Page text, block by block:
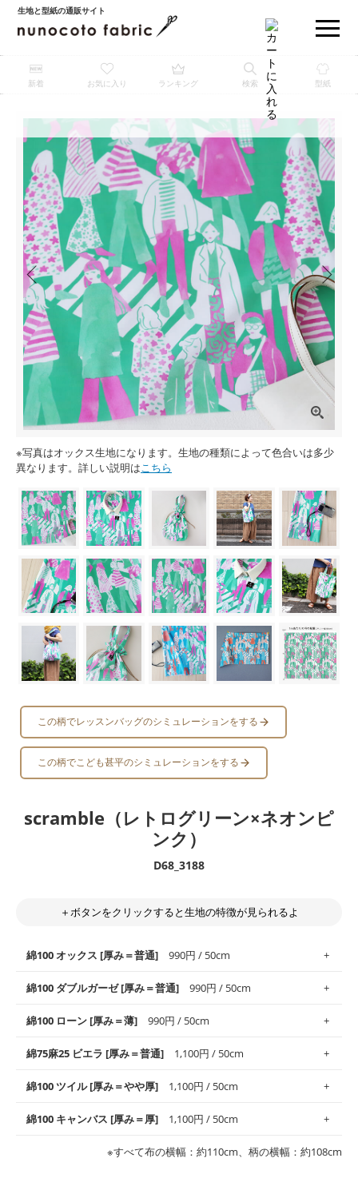
生地と型紙の通販サイト
新着 お気に入り ランキング 検索 型紙
※写真はオックス生地になります。生地の種類によって色合いは多少
異なります。詳しい説明はこちら
この柄でレッスンバッグのシミュレーションをする
この柄でこども甚平のシミュレーションをする
scramble（レトログリーン×ネオンピ
ンク）
D68_3188
＋ボタンをクリックすると生地の特徴が見られるよ
綿100 オックス [厚み＝普通] 990円 / 50cm
使いやすさNo.1！しなやかさと適度な張りを併せ持ち、通気性の
高さがオックス生地の特徴です。当サイトのオックス生地は、
般にお使いいただけます。
※レッスンバッグ、上履き袋などの通園通学グッズにはツイル生
・布団カバーなどの寝具、カーテン
綿100 ダブルガーゼ [厚み＝普通] 990円 / 50cm
柔らかくふんわりとした肌触りが特徴です。ベビー用品やハンカ
チなど直接肌に触れるアイテムに最適です。高い吸湿性・通気性
す。
・スタイ、おくるみなどのベビーグッズ
・ブラウス、チュニック、ワンピースなどの洋服
・パジャマなどの寝具
綿100 ローン [厚み＝薄] 990円 / 50cm
上質で薄手の平織りの生地です。軽やかさとなめらかな手触りの
良さが魅力。透け感があるので、涼しげなトップスなどに最適で
・ブラウス、シャツ、チュニックなどのトップス
綿75麻25 ビエラ [厚み＝普通] 1,100円 / 50cm
コットン75％リネン25％の当店のビエラ生地は、オックス生地よ
りもふんわりとした柔らかい質感と適度な落ち感を感じられるの
綿100 ツイル [厚み＝やや厚] 1,100円 / 50cm
綾織りの生地です。しっかりとした張りと厚みがありながらも柔
らかいのが特徴です。生地の厚みは中厚手です。1枚でも透け感
綿100 キャンバス [厚み＝厚] 1,100円 / 50cm
※すべて布の横幅：約110cm、柄の横幅：約108cm